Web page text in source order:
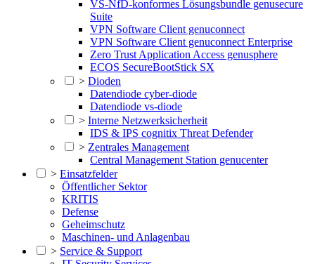
VS-NfD-konformes Lösungsbundle genusecure
Suite
VPN Software Client genuconnect
VPN Software Client genuconnect Enterprise
Zero Trust Application Access genusphere
ECOS SecureBootStick SX
> Dioden
Datendiode cyber-diode
Datendiode vs-diode
> Interne Netzwerksicherheit
IDS & IPS cognitix Threat Defender
> Zentrales Management
Central Management Station genucenter
> Einsatzfelder
Öffentlicher Sektor
KRITIS
Defense
Geheimschutz
Maschinen- und Anlagenbau
> Service & Support